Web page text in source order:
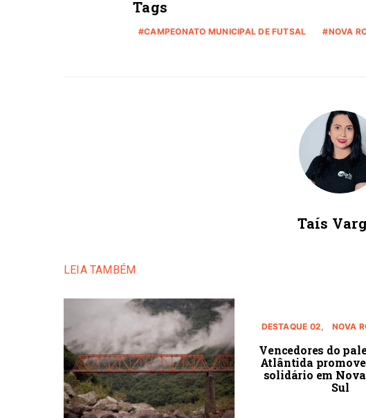
Tags
CAMPEONATO MUNICIPAL DE FUTSAL NOVA
Taís
LEIA TAMBÉM
DESTAQUE 02 NOVA
Vencedores do
Atlântida
solidário em
Sul